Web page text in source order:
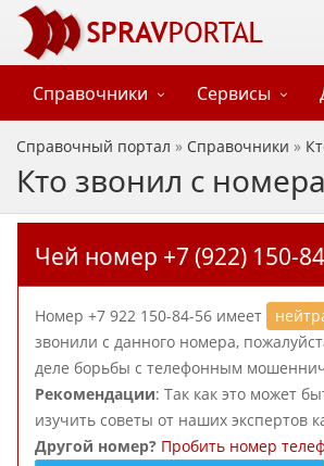
Справочники Сервисы
Справочный портал » Справочники »
Кто звонил с
Чей номер +7 (922) 150-
Номер +7 922 150-84-56 имеет
звонили с данного номера,
деле борьбы с телефонным
Рекомендации: Так как это может
изучить советы от наших экспертов
Другой номер? Пробить номер